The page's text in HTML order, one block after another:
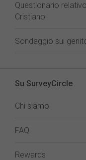
Questionario
Cristiano
Sondaggio sui
Su SurveyCircle
Chi siamo
FAQ
Rewards